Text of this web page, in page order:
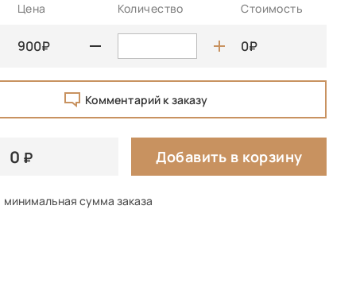
Цена Количество Стоимость
900 0
Комментарий к заказу
0 Добавить в корзину
минимальная сумма заказа